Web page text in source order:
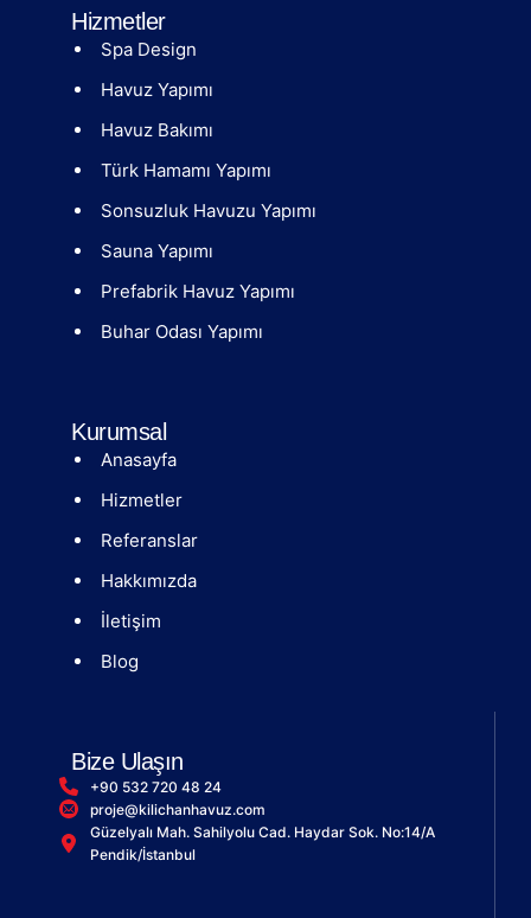
Hizmetler
Spa Design
Havuz Yapımı
Havuz Bakımı
Türk Hamamı Yapımı
Sonsuzluk Havuzu Yapımı
Sauna Yapımı
Prefabrik Havuz Yapımı
Buhar Odası Yapımı
Kurumsal
Anasayfa
Hizmetler
Referanslar
Hakkımızda
İletişim
Blog
Bize Ulaşın
+90 532 720 48 24
proje@kilichanhavuz.com
Güzelyalı Mah. Sahilyolu Cad. Haydar Sok. No:14/A
Pendik/İstanbul